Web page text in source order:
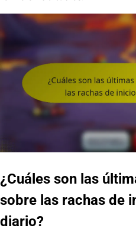
¿Cuáles son las
sobre las rachas de
diario?